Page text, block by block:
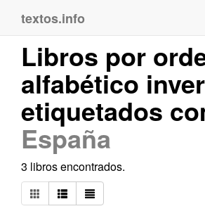
textos.info
Libros por
alfabético
etiquetados
España
3 libros encontrados.